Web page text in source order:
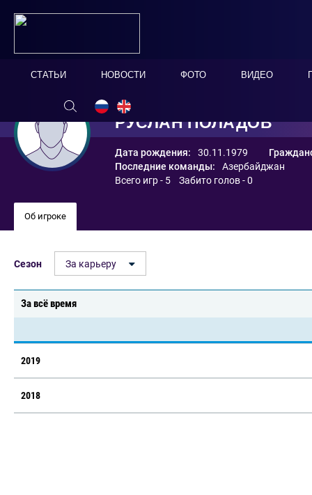
СТАТЬИ НОВОСТИ ФОТО ВИДЕО
РУСЛАН ПОЛАДОВ
Дата рождения: 30.11.1979
Последние команды:
Азербайджан
Всего игр - 5 Забито голов - 0
Об игроке
Сезон За карьеру
За всё время
2019
2018